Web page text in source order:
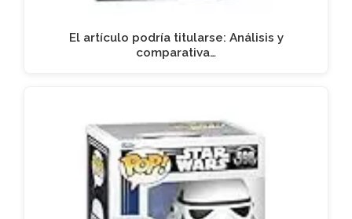
El artículo podría titularse: Análisis y
comparativa…